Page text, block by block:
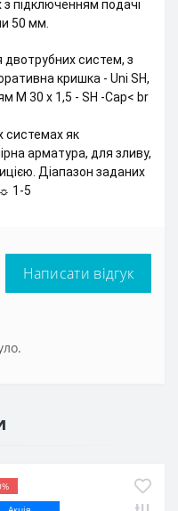
підключенням подачі
50 мм.
систем, з
кришка - Uni SH,
M 30 x 1,5 - SH -Cap< br
системах як
арматура, для зливу,
Діапазон заданих
1-5
Написати відгук